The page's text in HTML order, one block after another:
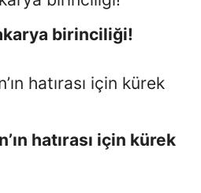
birinciliği!
hatırası için kürek